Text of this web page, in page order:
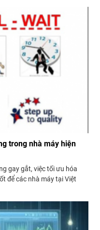
uy tín...
trong nhà máy hiện
gay gắt, việc tối ưu hóa
để các nhà máy tại Việt
thống Andon. Vậy,...